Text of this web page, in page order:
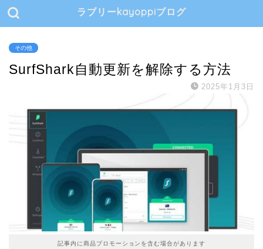
ラブリーkayoppiブログ
その他
SurfShark自動更新を解除する方法
2025年1月3日
記事内に商品プロモーションを含む場合があります